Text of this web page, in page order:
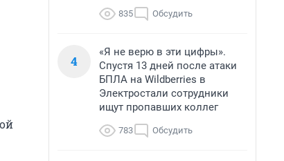
835 Обсудить
4
«Я не верю в эти цифры».
Спустя 13 дней после атаки
БПЛА на Wildberries в
Электростали сотрудники
ищут пропавших коллег
783 Обсудить